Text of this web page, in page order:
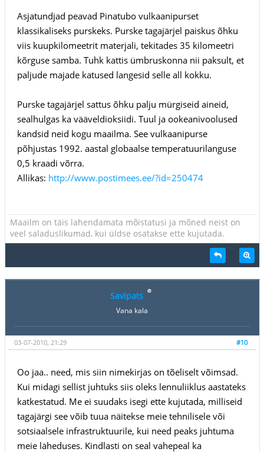
Asjatundjad peavad Pinatubo vulkaanipurset
klassikaliseks purskeks. Purske tagajärjel paiskus õhku
viis kuupkilomeetrit materjali, tekitades 35 kilomeetri
kõrguse samba. Tuhk kattis ümbruskonna nii paksult, et
paljude majade katused langesid selle all kokku.
Purske tagajärjel sattus õhku palju mürgiseid aineid,
sealhulgas ka vääveldioksiidi. Tuul ja ookeanivoolused
kandsid neid kogu maailma. See vulkaanipurse
põhjustas 1992. aastal globaalse temperatuurilanguse
0,5 kraadi võrra.
Allikas: http://www.postimees.ee/?id=250474
Maailm on täis lahendamata mõistatusi ja mõned neist on
veel saladuslikumad, kui üldse osatakse ette kujutada.
Savipats
Vana kala
#10
03-07-2010, 21:29
Oo jaa.. need, mis siin nimekirjas on tõeliselt võimsad.
Kui midagi sellist juhtuks siis oleks lennuliiklus aastateks
katkestatud. Me ei suudaks isegi ette kujutada, milliseid
tagajärgi see võib tuua näitekse meie tehnilisele või
sotsiaalsele infrastruktuurile, kui need peaks juhtuma
meie läheduses. Kindlasti on seal vahepeal ka